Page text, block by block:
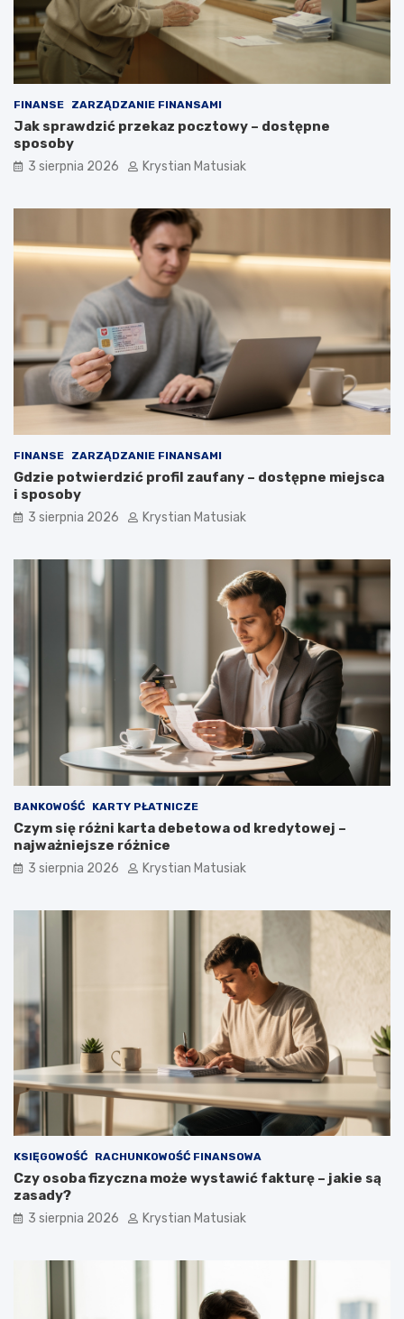
FINANSE ZARZĄDZANIE FINANSAMI
Jak sprawdzić przekaz pocztowy – dostępne
sposoby
3 sierpnia 2026 Krystian Matusiak
FINANSE ZARZĄDZANIE FINANSAMI
Gdzie potwierdzić profil zaufany – dostępne miejsca
i sposoby
3 sierpnia 2026 Krystian Matusiak
BANKOWOŚĆ KARTY PŁATNICZE
Czym się różni karta debetowa od kredytowej –
najważniejsze różnice
3 sierpnia 2026 Krystian Matusiak
KSIĘGOWOŚĆ RACHUNKOWOŚĆ FINANSOWA
Czy osoba fizyczna może wystawić fakturę – jakie są
zasady?
3 sierpnia 2026 Krystian Matusiak